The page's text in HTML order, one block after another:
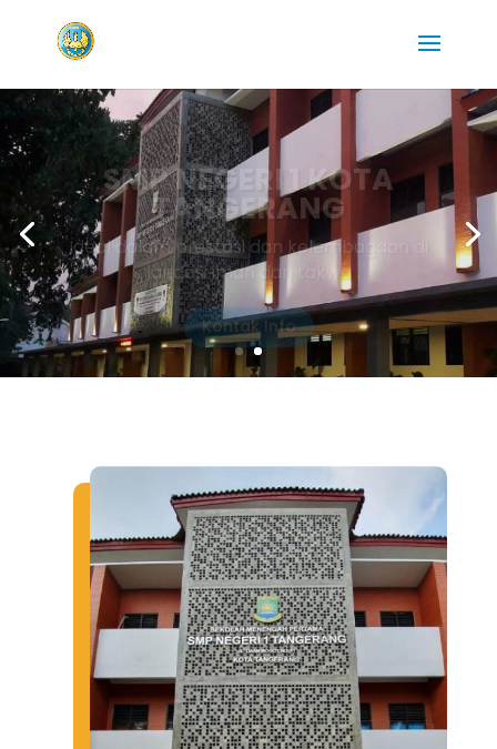
SMP NEGERI 1 KOTA
TANGERANG
Ideal dalam prestasi dan kelembagaan di
landasi iman dan takwa
Kontak Info